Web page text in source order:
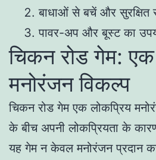
बाधाओं से बचें और
पावर-अप और बूस्ट का
चिकन रोड गेम:
मनोरंजन विकल्प
चिकन रोड गेम एक लोकप्रिय
के बीच अपनी लोकप्रियता के
यह गेम न केवल मनोरंजन प्रदान